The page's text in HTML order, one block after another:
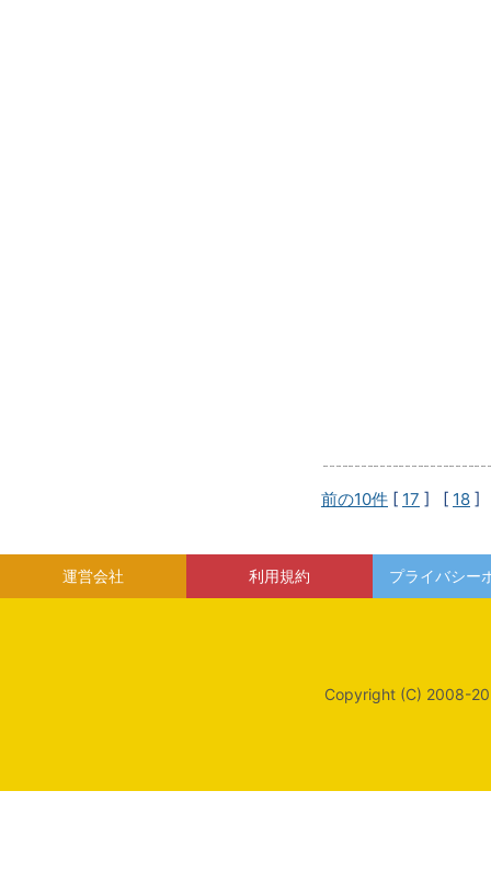
前の10件 [ 17 ] [ 18 ]
運営会社 利用規約 プライバシー
Copyright (C) 2008-